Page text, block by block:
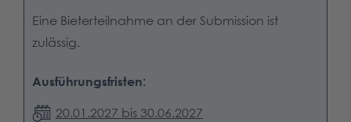
Eine Bieterteilnahme an der Submission ist
zulässig.
Ausführungsfristen:
20.01.2027 bis 30.06.2027